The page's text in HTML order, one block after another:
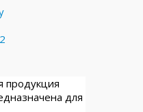
продукция
для